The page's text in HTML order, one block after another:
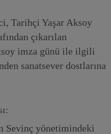
Tarihçi Yaşar Aksoy
çıkarılan
imza günü ile ilgili
sanatsever dostlarına
Sevinç yönetimindeki